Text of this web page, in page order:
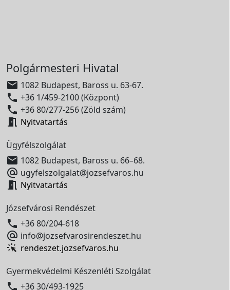
Polgármesteri Hivatal
 1082 Budapest, Baross u. 63-67.
 +36 1/459-2100 (Központ)
 +36 80/277-256 (Zöld szám)
 Nyitvatartás
Ügyfélszolgálat
 1082 Budapest, Baross u. 66–68.
 ugyfelszolgalat@jozsefvaros.hu
 Nyitvatartás
Józsefvárosi Rendészet
 +36 80/204-618
 info@jozsefvarosirendeszet.hu
rendeszet.jozsefvaros.hu
Gyermekvédelmi Készenléti Szolgálat
 +36 30/493-1925